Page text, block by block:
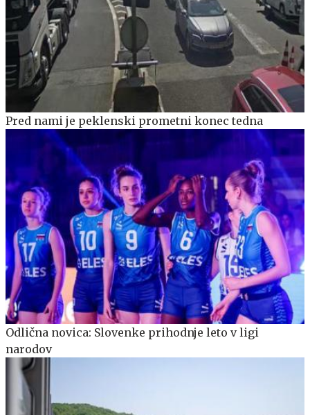
Pred nami je peklenski prometni konec tedna
Odlična novica: Slovenke prihodnje leto v ligi
narodov